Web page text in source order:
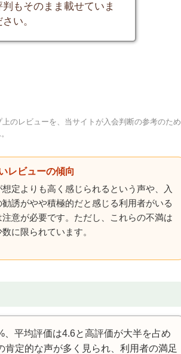
もそのまま載せていま
い。
のレビューを、当サイトが入会判断の参考のため
レビューの傾向
想定よりも高く感じられるという声や、入
勧誘がやや積極的だと感じる利用者がいる
注意が必要です。ただし、これらの不満は
数に限られています。
平均評価は4.6と高評価が大半を占め
定的な声が多く見られ、利用者の満足